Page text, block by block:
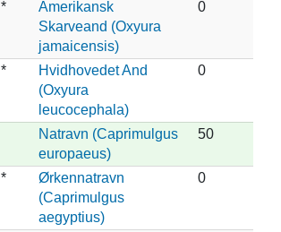
*
Amerikansk
Skarveand (Oxyura
jamaicensis)
0
*
Hvidhovedet And
(Oxyura
leucocephala)
0
Natravn (Caprimulgus
europaeus)
50
*
Ørkennatravn
(Caprimulgus
aegyptius)
0